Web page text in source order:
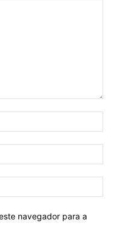
navegador para a